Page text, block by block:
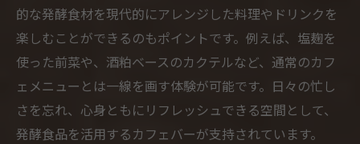
的な発酵食材を現代的にアレンジした料理やドリンクを
楽しむことができるのもポイントです。例えば、塩麹を
使った前菜や、酒粕ベースのカクテルなど、通常のカフ
ェメニューとは一線を画す体験が可能です。日々の忙し
さを忘れ、心身ともにリフレッシュできる空間として、
発酵食品を活用するカフェバーが支持されています。